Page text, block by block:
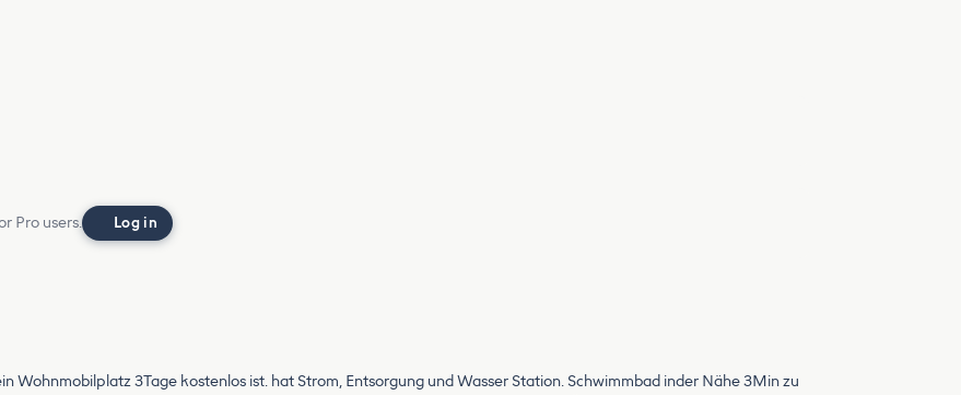
Pro users. Log in
Wohnmobilplatz 3Tage kostenlos ist. hat Strom, Entsorgung und Wasser Station. Schwimmbad inder Nähe 3Min zu